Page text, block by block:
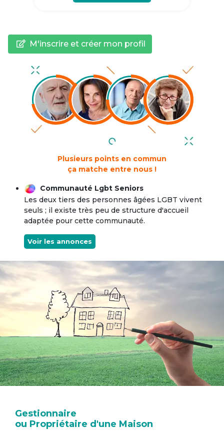
M'inscrire et créer mon profil
Plusieurs points en commun
ça matche entre nous !
Communauté Lgbt Seniors
Les deux tiers des personnes âgées LGBT vivent
seuls ; il existe très peu de structure d'accueil
adaptée pour cette communauté.
Voir les annonces
Gestionnaire
ou Propriétaire d'une Maison